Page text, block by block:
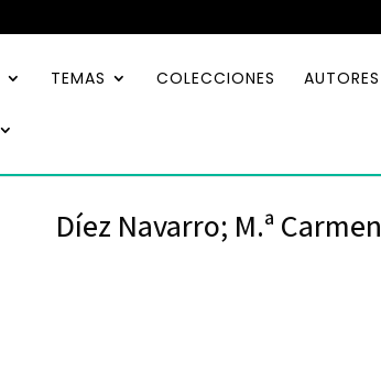
TEMAS COLECCIONES AUTORES
Díez Navarro; M.ª Carmen